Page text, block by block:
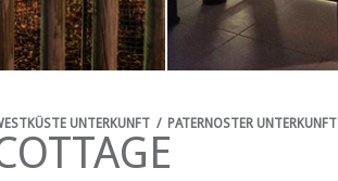
UNTERKUNFT / PATERNOSTER UNTERKUNFT